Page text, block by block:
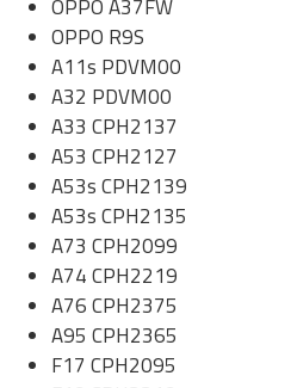
OPPO A37FW
OPPO R9S
A11s PDVM00
A32 PDVM00
A33 CPH2137
A53 CPH2127
A53s CPH2139
A53s CPH2135
A73 CPH2099
A74 CPH2219
A76 CPH2375
A95 CPH2365
F17 CPH2095